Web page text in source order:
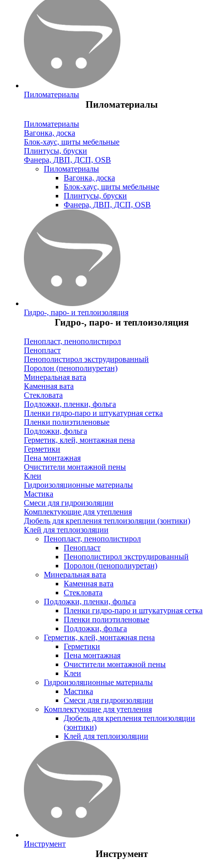
Пиломатериалы
Пиломатериалы
Пиломатериалы
Вагонка, доска
Блок-хаус, щиты мебельные
Плинтусы, бруски
Фанера, ДВП, ДСП, OSB
Пиломатериалы
Вагонка, доска
Блок-хаус, щиты мебельные
Плинтусы, бруски
Фанера, ДВП, ДСП, OSB
Гидро-, паро- и теплоизоляция
Гидро-, паро- и теплоизоляция
Пенопласт, пенополистирол
Пенопласт
Пенополистирол экструдированный
Поролон (пенополиуретан)
Минеральная вата
Каменная вата
Стекловата
Подложки, пленки, фольга
Пленки гидро-паро и штукатурная сетка
Пленки полиэтиленовые
Подложки, фольга
Герметик, клей, монтажная пена
Герметики
Пена монтажная
Очистители монтажной пены
Клеи
Гидроизоляционные материалы
Мастика
Смеси для гидроизоляции
Комплектующие для утепления
Дюбель для крепления теплоизоляции (зонтики)
Клей для теплоизоляции
Пенопласт, пенополистирол
Пенопласт
Пенополистирол экструдированный
Поролон (пенополиуретан)
Минеральная вата
Каменная вата
Стекловата
Подложки, пленки, фольга
Пленки гидро-паро и штукатурная сетка
Пленки полиэтиленовые
Подложки, фольга
Герметик, клей, монтажная пена
Герметики
Пена монтажная
Очистители монтажной пены
Клеи
Гидроизоляционные материалы
Мастика
Смеси для гидроизоляции
Комплектующие для утепления
Дюбель для крепления теплоизоляции
(зонтики)
Клей для теплоизоляции
Инструмент
Инструмент